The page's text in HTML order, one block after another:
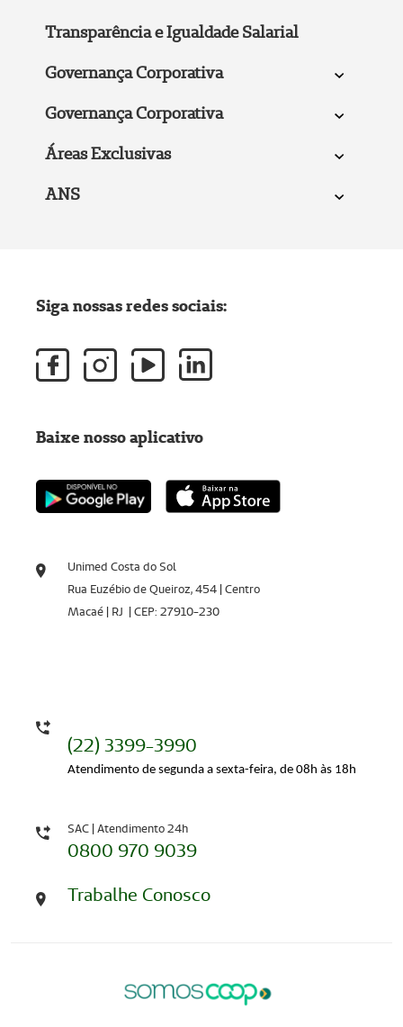
Transparência e Igualdade Salarial
Governança Corporativa
Governança Corporativa
Áreas Exclusivas
ANS
Unimed Costa do Sol
Rua Euzébio de Queiroz, 454 | Centro
Macaé | RJ | CEP: 27910-230
(22) 3399-3990
Atendimento de segunda a sexta-feira, de 08h às 18h
SAC | Atendimento 24h
0800 970 9039
Trabalhe Conosco
Siga nossas redes sociais:
Baixe nosso aplicativo